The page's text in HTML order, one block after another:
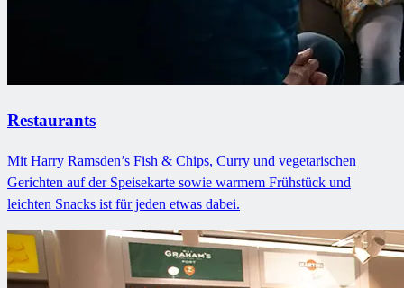
Restaurants
Mit Harry Ramsden’s Fish & Chips, Curry und vegetarischen
Gerichten auf der Speisekarte sowie warmem Frühstück und
leichten Snacks ist für jeden etwas dabei.